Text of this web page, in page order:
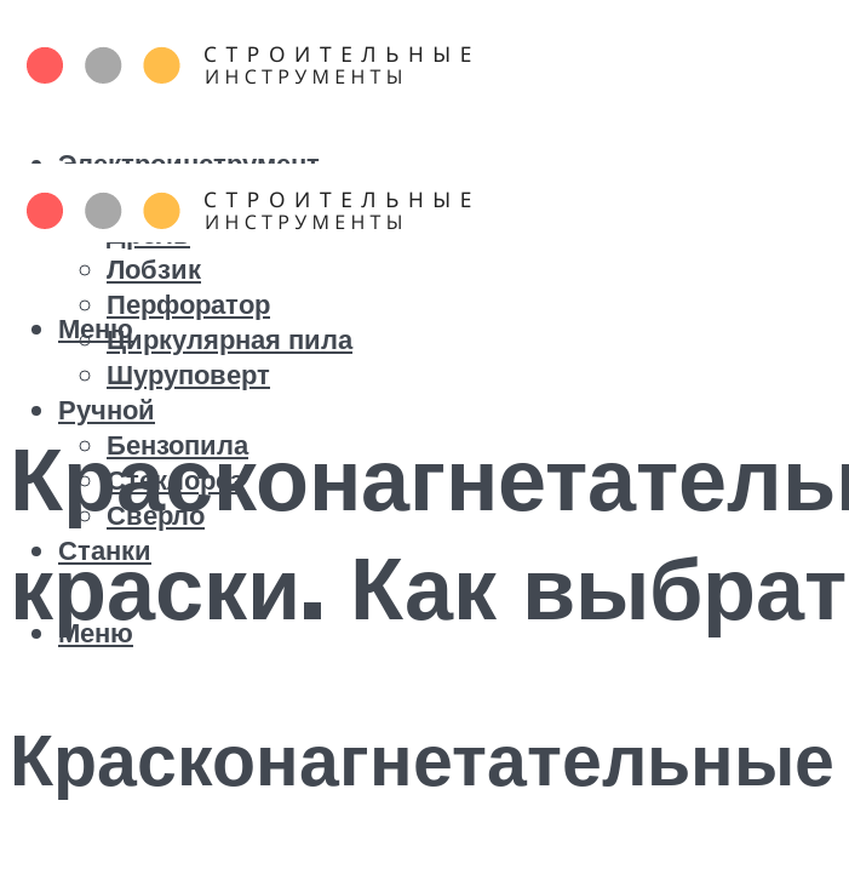
Электроинструмент
Болгарка
Дрель
Лобзик
Перфоратор
Циркулярная пила
Шуруповерт
Ручной
Бензопила
Стеклорез
Сверло
Станки
Меню
Меню
краски. Как